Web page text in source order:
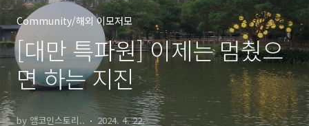
Community/해외 이모저모
[대만 특파원] 이제는 멈췄으
면 하는 지진
by 앰코인스토리.. 2024. 4. 22.